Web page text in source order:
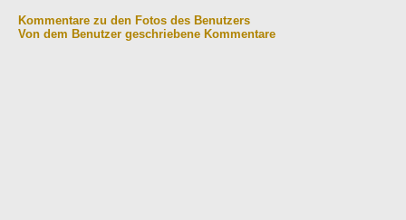
Kommentare zu den Fotos des Benutzers
Von dem Benutzer geschriebene Kommentare